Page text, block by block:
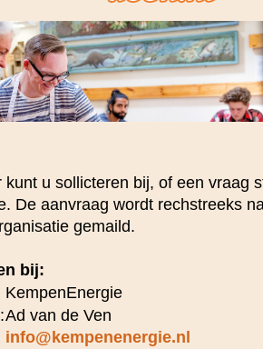
kunt u sollicteren bij, of een vraag
De aanvraag wordt rechstreeks
gemaild.
bij:
KempenEnergie
Ad van de Ven
info@kempenenergie.nl